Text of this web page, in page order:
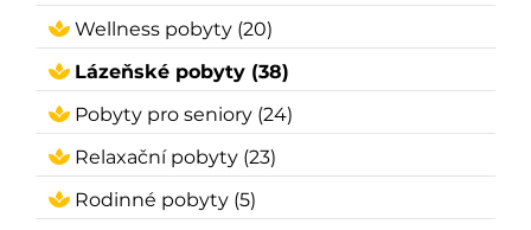
Wellness pobyty (20)
Lázeňské pobyty (38)
Pobyty pro seniory (24)
Relaxační pobyty (23)
Rodinné pobyty (5)